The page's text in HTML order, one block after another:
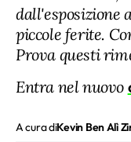
dall'esposizione
piccole ferite.
Prova questi
Entra nel nuovo
A cura diKevin Ben Alì